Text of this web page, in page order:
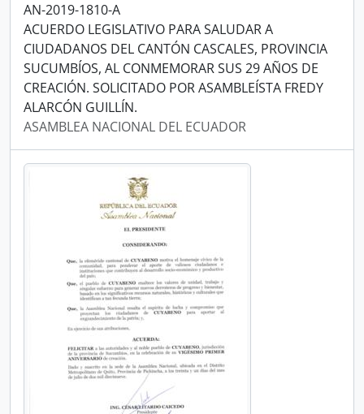
AN-2019-1810-A
ACUERDO LEGISLATIVO PARA SALUDAR A
CIUDADANOS DEL CANTÓN CASCALES, PROVINCIA
SUCUMBÍOS, AL CONMEMORAR SUS 29 AÑOS DE
CREACIÓN. SOLICITADO POR ASAMBLEÍSTA FREDY
ALARCÓN GUILLÍN.
ASAMBLEA NACIONAL DEL ECUADOR